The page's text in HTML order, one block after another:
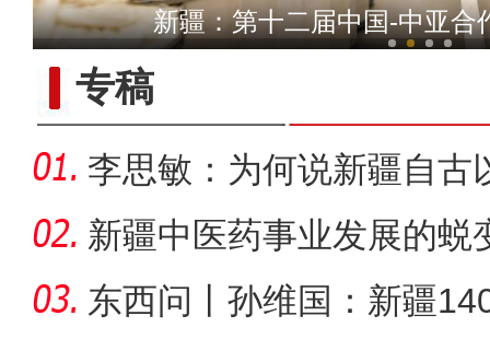
见证坎儿井
新疆：第十二届中国-中亚合
专稿
李思敏：为何说新疆自古
可分割
新疆中医药事业发展的蜕
东西问丨孙维国：新疆